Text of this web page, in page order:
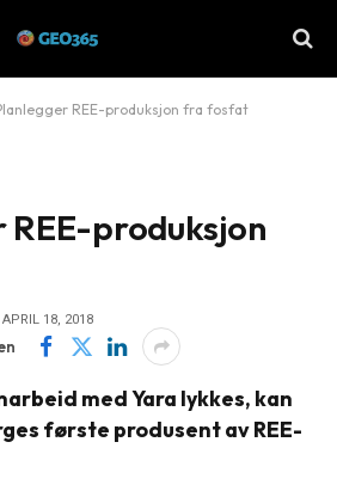
REE-produksjon fra fosfat
produksjon
APRIL 18, 2018
med Yara lykkes, kan
første produsent av REE-